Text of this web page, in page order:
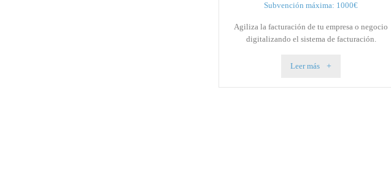
Subvención máxima: 1000€
Agiliza la facturación de tu empresa o negocio
digitalizando el sistema de facturación.
Leer más